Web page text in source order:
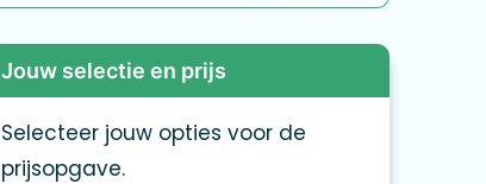
Jouw selectie en prijs
Selecteer jouw opties voor de
prijsopgave.